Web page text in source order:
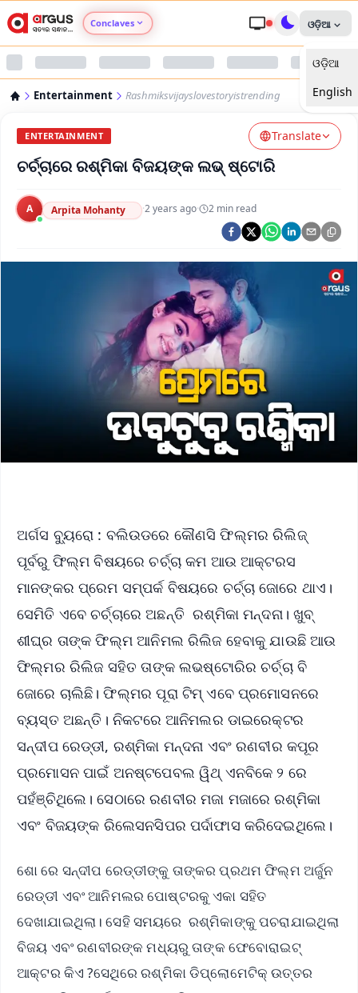
Conclaves
Argus Nari Shakti
Argus Swaad Odisha
Argus Chalo Dekhein Apna Desh
ଓଡ଼ିଆ
ଓଡ଼ିଆ
English
Entertainment Rashmiksvijayslovestoryistrending
ENTERTAINMENT Translate
ଚର୍ଚ୍ଚାରେ ରଶ୍ମିକା ବିଜୟଙ୍କ ଲଭ୍ ଷ୍ଟୋରି
A Arpita Mohanty ·2 years ago· 2 min read
ଅର୍ଗସ ବ୍ୟୁରୋ : ବଲିଉଡରେ କୌଣସି ଫିଲ୍ମର ରିଲିଜ୍
ପୂର୍ବରୁ ଫିଲ୍ମ ବିଷୟରେ ଚର୍ଚ୍ଚା କମ ଆଉ ଆକ୍ଟରସ
ମାନଙ୍କର ପ୍ରେମ ସମ୍ପର୍କ ବିଷୟରେ ଚର୍ଚ୍ଚା ଜୋରେ ଥାଏ।
ସେମିତି ଏବେ ଚର୍ଚ୍ଚାରେ ଅଛନ୍ତି ରଶ୍ମିକା ମନ୍ଦନା। ଖୁବ୍
ଶୀଘ୍ର ତାଙ୍କ ଫିଲ୍ମ ଆନିମଲ ରିଲିଜ ହେବାକୁ ଯାଉଛି ଆଉ
ଫିଲ୍ମର ରିଲିଜ ସହିତ ତାଙ୍କ ଲଭଷ୍ଟୋରିର ଚର୍ଚ୍ଚା ବି
ଜୋରେ ଚାଲିଛି। ଫିଲ୍ମର ପୂରା ଟିମ୍ ଏବେ ପ୍ରମୋସନରେ
ବ୍ୟସ୍ତ ଅଛନ୍ତି। ନିକଟରେ ଆନିମଲର ଡାଇରେକ୍ଟର
ସନ୍ଦୀପ ରେଡ୍ଡୀ, ରଶ୍ମିକା ମନ୍ଦନା ଏବଂ ରଣବୀର କପୂର
ପ୍ରମୋସନ ପାଇଁ ଅନଷ୍ଟପେବଲ ୱିଥ୍ ଏନବିକେ ୨ ରେ
ପହଁଞ୍ଚିଥିଲେ। ସେଠାରେ ରଣବୀର ମଜା ମଜାରେ ରଶ୍ମିକା
ଏବଂ ବିଜୟଙ୍କ ରିଲେସନସିପର ପର୍ଦାଫାସ କରିଦେଇଥିଲେ।
ଶୋ ରେ ସନ୍ଦୀପ ରେଡ୍ଡୀଙ୍କୁ ତାଙ୍କର ପ୍ରଥମ ଫିଲ୍ମ ଅର୍ଜୁନ
ରେଡ୍ଡୀ ଏବଂ ଆନିମଲର ପୋଷ୍ଟରକୁ ଏକା ସହିତ
ଦେଖାଯାଇଥିଲା। ସେହି ସମୟରେ ରଶ୍ମିକାଙ୍କୁ ପଚରାଯାଇଥିଲା
ବିଜୟ ଏବଂ ରଣବୀରଙ୍କ ମଧ୍ୟରୁ ତାଙ୍କ ଫେବୋରାଇଟ୍
ଆକ୍ଟର କିଏ ?ସେଥିରେ ରଶ୍ମିକା ଡିପ୍ଲୋମେଟିକ୍ ଉତ୍ତର